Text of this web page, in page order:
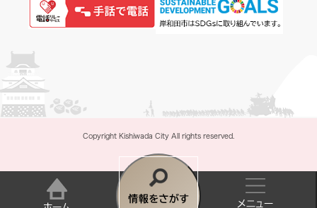
情
Copyright Kishiwada City All rights reserved.